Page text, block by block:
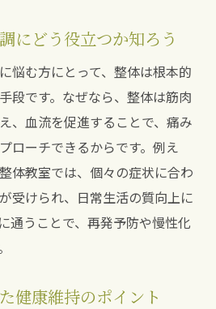
目指す方へ教室選びのコツ
に役立つ教室サポート体制
に整体はどう活かせるか
と腰痛を改善する仕組み
み緩和に与える効果を紹介
予防ケアと実践方法とは
体の特徴と活用例を解説
日常に役立つセルフケア法
にどう役立つか知ろう
悩む方にとって、整体は根本的
段です。なぜなら、整体は筋肉
、血流を促進することで、痛み
ローチできるからです。例え
体教室では、個々の症状に合わ
受けられ、日常生活の質向上に
通うことで、再発予防や慢性化
健康維持のポイント